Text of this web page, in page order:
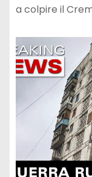
a colpire il